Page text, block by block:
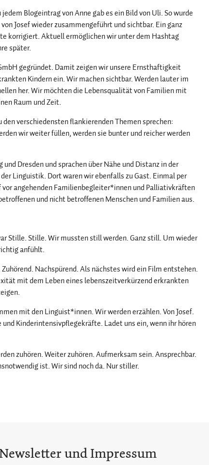
Blogeintrag von Anne gab es ein Bild von Uli. So wurde
Josef wieder zusammengeführt und sichtbar. Ein ganz
korrigiert. Aktuell ermöglichen wir unter dem Hashtag
später.
gegründet. Damit zeigen wir unsere Ernsthaftigkeit
Kindern ein. Wir machen sichtbar. Werden lauter im
her. Wir möchten die Lebensqualität von Familien mit
Raum und Zeit.
verschiedensten flankierenden Themen sprechen:
wir weiter füllen, werden sie bunter und reicher werden
Dresden und sprachen über Nähe und Distanz in der
Linguistik. Dort waren wir ebenfalls zu Gast. Einmal per
angehenden Familienbegleiter*innen und Palliativkräften
und nicht betroffenen Menschen und Familien aus.
Stille. Stille. Wir mussten still werden. Ganz still. Um wieder
anfühlt.
Nachspürend. Als nächstes wird ein Film entstehen.
mit dem Leben eines lebenszeitverkürzend erkrankten
mit den Linguist*innen. Wir werden erzählen. Von Josef.
Kinderintensivpflegekräfte. Ladet uns ein, wenn ihr hören
zuhören. Weiter zuhören. Aufmerksam sein. Ansprechbar.
ist. Wir sind noch da. Nur stiller.
und Impressum